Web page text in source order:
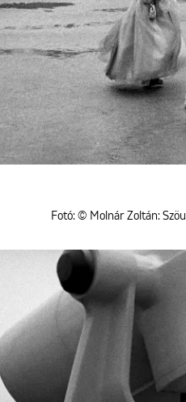
Fotó: © Molnár Zoltán: